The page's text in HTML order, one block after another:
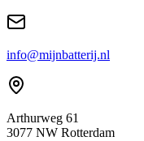
info@mijnbatterij.nl
Arthurweg 61
3077 NW Rotterdam